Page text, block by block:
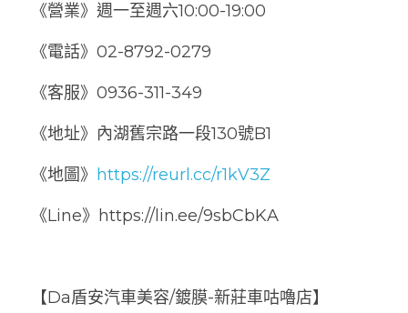
《營業》週一至週六10:00-19:00
《電話》02-8792-0279
《客服》0936-311-349
《地址》內湖舊宗路一段130號B1
《地圖》 https://reurl.cc/r1kV3Z
《Line》https://lin.ee/9sbCbKA
【Da盾安汽車美容/鍍膜-新莊車咕嚕店】